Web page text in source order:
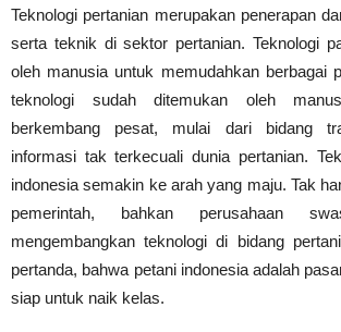
Teknologi pertanian merupakan penerapan
serta teknik di sektor pertanian. Teknologi
oleh manusia untuk memudahkan berbagai
teknologi sudah ditemukan oleh
berkembang pesat, mulai dari bidang
informasi tak terkecuali dunia pertanian.
indonesia semakin ke arah yang maju. Tak
pemerintah, bahkan perusahaan
mengembangkan teknologi di bidang
pertanda, bahwa petani indonesia adalah
siap untuk naik kelas.